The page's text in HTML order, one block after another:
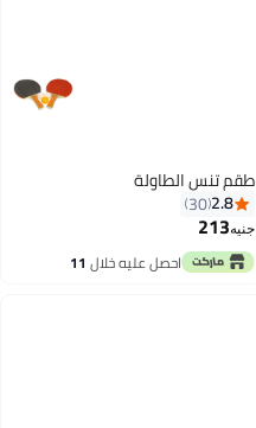
طقم تنس الطاولة
2.8
30
جنيه213
احصل عليه خلال 11